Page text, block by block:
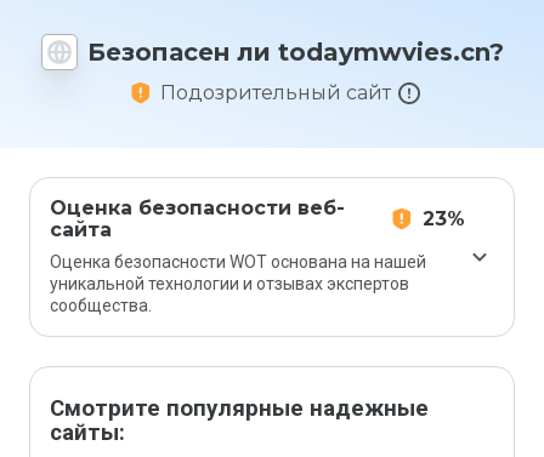
Безопасен ли todaymwvies.cn?
Подозрительный сайт
Оценка безопасности веб-
сайта
23%
Оценка безопасности WOT основана на нашей
уникальной технологии и отзывах экспертов
сообщества.
Смотрите популярные надежные
сайты:
1 до 5?